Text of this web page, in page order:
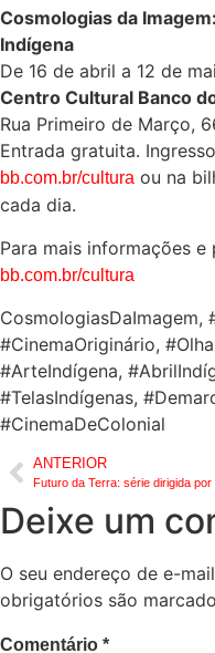
Cosmologias da
Indígena
De 16 de abril a 12 de
Centro Cultural Banco
Rua Primeiro de Março,
Entrada gratuita.
bb.com.br/cultura ou na
cada dia.
Para mais informações
bb.com.br/cultura
CosmologiasDaImagem,
#CinemaOriginário,
#ArteIndígena,
#TelasIndígenas,
#CinemaDeColonial
ANTERIOR
Deixe um
O seu endereço de e-
obrigatórios são
Comentário *